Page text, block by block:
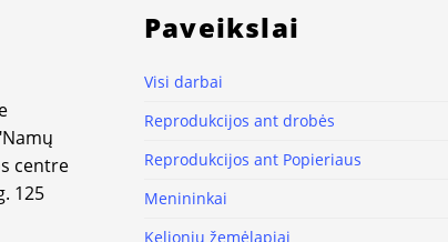
centre
125
Paveikslai
Visi darbai
Reprodukcijos ant drobės
Reprodukcijos ant Popieriaus
Menininkai
Kelionių žemėlapiai